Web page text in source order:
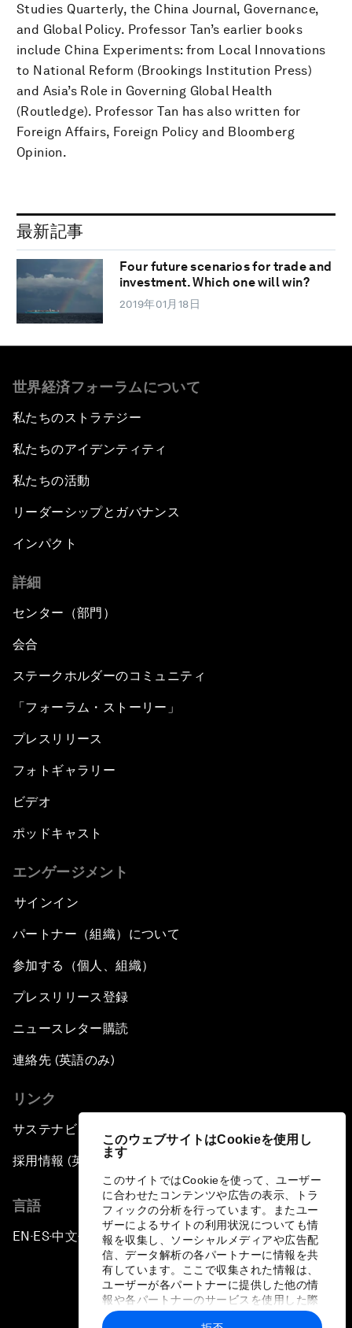
このウェブサイトはCookieを使用し
ます
このサイトではCookieを使って、ユーザー
に合わせたコンテンツや広告の表示、トラ
フィックの分析を行っています。またユー
ザーによるサイトの利用状況についても情
報を収集し、ソーシャルメディアや広告配
信、データ解析の各パートナーに情報を共
有しています。ここで収集された情報は、
ユーザーが各パートナーに提供した他の情
報や各パートナーのサービスを使用した際
に収集された情報と組み合わされ、各パー
Studies Quarterly, the China Journal, Governance,
and Global Policy. Professor Tan’s earlier books
include China Experiments: from Local Innovations
to National Reform (Brookings Institution Press)
and Asia’s Role in Governing Global Health
(Routledge). Professor Tan has also written for
Foreign Affairs, Foreign Policy and Bloomberg
Opinion.
最新記事
Four future scenarios for trade and
investment. Which one will win?
2019年01月18日
世界経済フォーラムについて
私たちのストラテジー
私たちのアイデンティティ
私たちの活動
リーダーシップとガバナンス
インパクト
詳細
センター（部門）
会合
ステークホルダーのコミュニティ
「フォーラム・ストーリー」
プレスリリース
フォトギャラリー
ビデオ
ポッドキャスト
エンゲージメント
サインイン
パートナー（組織）について
参加する（個人、組織）
プレスリリース登録
ニュースレター購読
連絡先 (英語のみ)
リンク
サステナビリティへの取り組み
採用情報 (英語のみ)
言語
EN ▪ES▪中文▪ 日本語